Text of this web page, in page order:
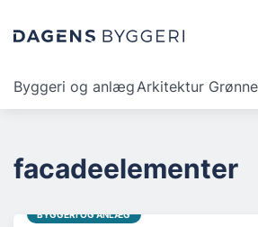
Byggeri og anlægArkitektur
facadeelementer
BYGGERI OG ANLÆG